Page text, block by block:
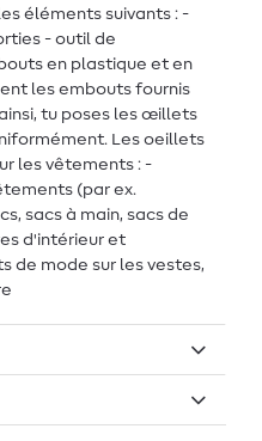
éléments suivants : -
- outil de
en plastique et en
les embouts fournis
tu poses les œillets
Les oeillets
les vêtements : -
(par ex.
sacs à main, sacs de
d'intérieur et
de mode sur les vestes,